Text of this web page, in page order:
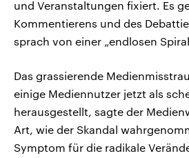
und Veranstaltungen fixiert. Es
Kommentierens und des
sprach von einer „endlosen
Das grassierende
einige Mediennutzer jetzt als
herausgestellt, sagte der
Art, wie der Skandal
Symptom für die radikale